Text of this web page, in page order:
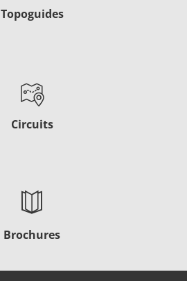
Topoguides
Circuits
Brochures